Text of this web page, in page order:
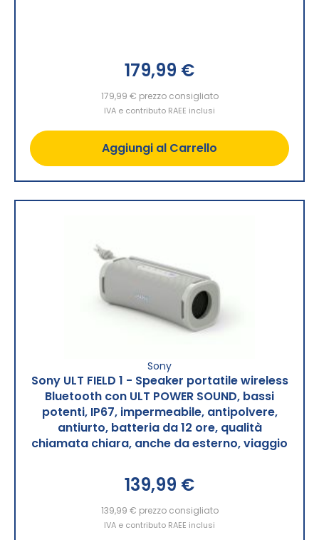
179,99 €
179,99 € prezzo consigliato
IVA e contributo RAEE inclusi
Aggiungi al Carrello
Sony
Sony ULT FIELD 1 - Speaker portatile wireless
Bluetooth con ULT POWER SOUND, bassi
potenti, IP67, impermeabile, antipolvere,
antiurto, batteria da 12 ore, qualità
chiamata chiara, anche da esterno, viaggio
139,99 €
139,99 € prezzo consigliato
IVA e contributo RAEE inclusi